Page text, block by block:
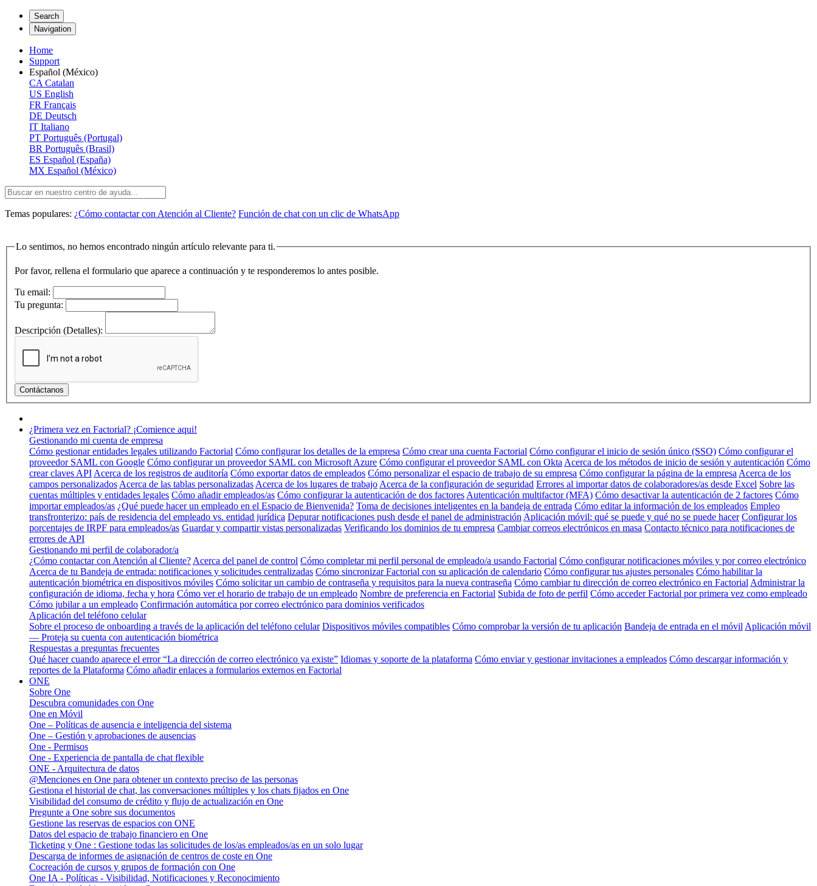
Search
Navigation
Home
Support
Español (México)
CA Catalan
US English
FR Français
DE Deutsch
IT Italiano
PT Português (Portugal)
BR Português (Brasil)
ES Español (España)
MX Español (México)
Temas populares: ¿Cómo contactar con Atención al Cliente? Función de chat con un clic de WhatsApp
Lo sentimos, no hemos encontrado ningún artículo relevante para ti.
Por favor, rellena el formulario que aparece a continuación y te responderemos lo antes posible.
Tu email:
Tu pregunta:
Descripción (Detalles):
¿Primera vez en Factorial? ¡Comience aqui!
Gestionando mi cuenta de empresa
Cómo gestionar entidades legales utilizando Factorial Cómo configurar los detalles de la empresa Cómo crear una cuenta Factorial Cómo configurar el inicio de sesión único (SSO) Cómo configurar el
proveedor SAML con Google Cómo configurar un proveedor SAML con Microsoft Azure Cómo configurar el proveedor SAML con Okta Acerca de los métodos de inicio de sesión y autenticación Cómo
crear claves API Acerca de los registros de auditoría Cómo exportar datos de empleados Cómo personalizar el espacio de trabajo de su empresa Cómo configurar la página de la empresa Acerca de los
campos personalizados Acerca de las tablas personalizadas Acerca de los lugares de trabajo Acerca de la configuración de seguridad Errores al importar datos de colaboradores/as desde Excel Sobre las
cuentas múltiples y entidades legales Cómo añadir empleados/as Cómo configurar la autenticación de dos factores Autenticación multifactor (MFA) Cómo desactivar la autenticación de 2 factores Cómo
importar empleados/as ¿Qué puede hacer un empleado en el Espacio de Bienvenida? Toma de decisiones inteligentes en la bandeja de entrada Cómo editar la información de los empleados Empleo
transfronterizo: país de residencia del empleado vs. entidad jurídica Depurar notificaciones push desde el panel de administración Aplicación móvil: qué se puede y qué no se puede hacer Configurar los
porcentajes de IRPF para empleados/as Guardar y compartir vistas personalizadas Verificando los dominios de tu empresa Cambiar correos electrónicos en masa Contacto técnico para notificaciones de
errores de API
Gestionando mi perfil de colaborador/a
¿Cómo contactar con Atención al Cliente? Acerca del panel de control Cómo completar mi perfil personal de empleado/a usando Factorial Cómo configurar notificaciones móviles y por correo electrónico
Acerca de tu Bandeja de entrada: notificaciones y solicitudes centralizadas Cómo sincronizar Factorial con su aplicación de calendario Cómo configurar tus ajustes personales Cómo habilitar la
autenticación biométrica en dispositivos móviles Cómo solicitar un cambio de contraseña y requisitos para la nueva contraseña Cómo cambiar tu dirección de correo electrónico en Factorial Administrar la
configuración de idioma, fecha y hora Cómo ver el horario de trabajo de un empleado Nombre de preferencia en Factorial Subida de foto de perfil Cómo acceder Factorial por primera vez como empleado
Cómo jubilar a un empleado Confirmación automática por correo electrónico para dominios verificados
Aplicación del teléfono celular
Sobre el proceso de onboarding a través de la aplicación del teléfono celular Dispositivos móviles compatibles Cómo comprobar la versión de tu aplicación Bandeja de entrada en el móvil Aplicación móvil
— Proteja su cuenta con autenticación biométrica
Respuestas a preguntas frecuentes
Qué hacer cuando aparece el error “La dirección de correo electrónico ya existe” Idiomas y soporte de la plataforma Cómo enviar y gestionar invitaciones a empleados Cómo descargar información y
reportes de la Plataforma Cómo añadir enlaces a formularios externos en Factorial
ONE
Sobre One
Descubra comunidades con One
One en Móvil
One – Políticas de ausencia e inteligencia del sistema
One – Gestión y aprobaciones de ausencias
One - Permisos
One - Experiencia de pantalla de chat flexible
ONE - Arquitectura de datos
@Menciones en One para obtener un contexto preciso de las personas
Gestiona el historial de chat, las conversaciones múltiples y los chats fijados en One
Visibilidad del consumo de crédito y flujo de actualización en One
Pregunte a One sobre sus documentos
Gestione las reservas de espacios con ONE
Datos del espacio de trabajo financiero en One
Ticketing y One : Gestione todas las solicitudes de los/as empleados/as en un solo lugar
Descarga de informes de asignación de centros de coste en One
Cocreación de cursos y grupos de formación con One
One IA - Políticas - Visibilidad, Notificaciones y Reconocimiento